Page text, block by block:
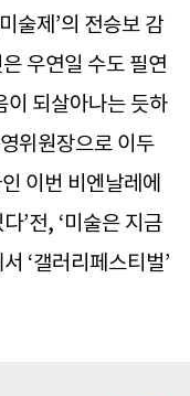
술제’의 전승보 감
우연일 수도 필연
이 되살아나는 듯하
위원장으로 이두
이번 비엔날레에
’전, ‘미술은 지금
‘갤러리페스티벌’